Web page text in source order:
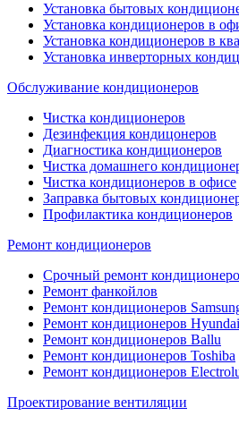
Установка бытовых
Установка кондиционеров в
Установка кондиционеров в
Установка инверторных
Обслуживание кондиционеров
Чистка кондиционеров
Дезинфекция кондицонеров
Диагностика кондиционеров
Чистка домашнего
Чистка кондиционеров в офисе
Заправка бытовых
Профилактика кондиционеров
Ремонт кондиционеров
Срочный ремонт
Ремонт фанкойлов
Ремонт кондиционеров
Ремонт кондиционеров Hyundai
Ремонт кондиционеров Ballu
Ремонт кондиционеров Toshibа
Ремонт кондиционеров
Проектирование вентиляции